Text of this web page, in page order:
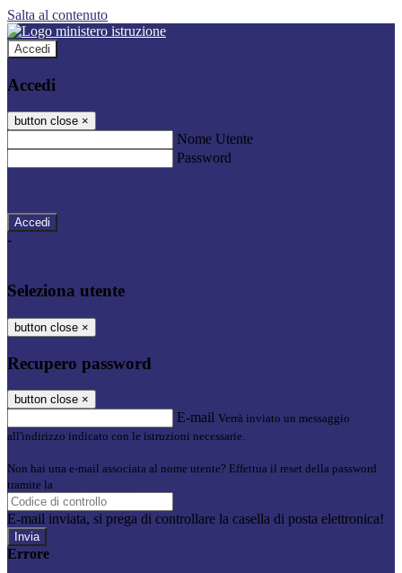
Salta al contenuto
Accedi
Accedi
button close ×
Nome Utente
Password
-
Seleziona utente
button close ×
Recupero password
button close ×
E-mail Verrà inviato un messaggio
all'indirizzo indicato con le istruzioni necessarie.
Non hai una e-mail associata al nome utente? Effettua il reset della password
tramite la
E-mail inviata, si prega di controllare la casella di posta elettronica!
Errore